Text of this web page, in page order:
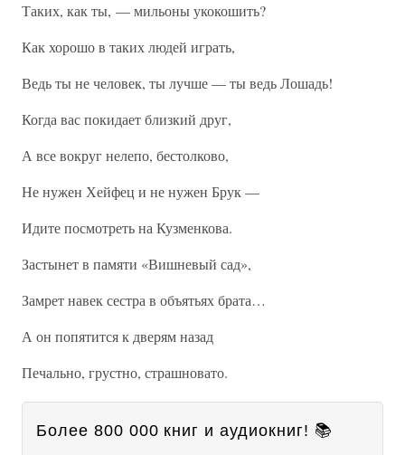
Таких, как ты, — мильоны укокошить?
Как хорошо в таких людей играть,
Ведь ты не человек, ты лучше — ты ведь Лошадь!
Когда вас покидает близкий друг,
А все вокруг нелепо, бестолково,
Не нужен Хейфец и не нужен Брук —
Идите посмотреть на Кузменкова.
Застынет в памяти «Вишневый сад»,
Замрет навек сестра в объятьях брата…
А он попятится к дверям назад
Печально, грустно, страшновато.
Более 800 000 книг и аудиокниг! 📚